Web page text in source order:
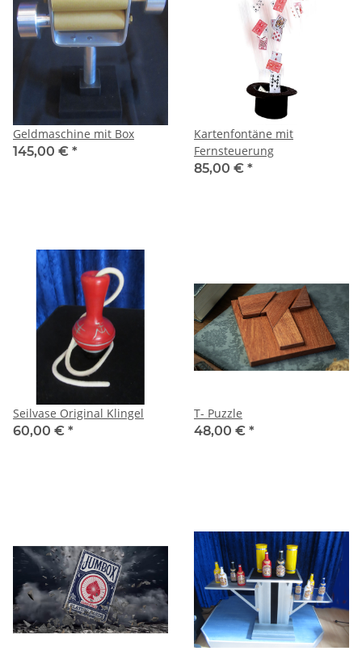
Geldmaschine mit Box
145,00 € *
Kartenfontäne mit
Fernsteuerung
85,00 € *
Seilvase Original Klingel
60,00 € *
T- Puzzle
48,00 € *